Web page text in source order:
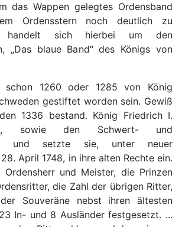
das Wappen gelegtes Ordensband
Ordensstern noch deutlich zu
handelt sich hierbei um den
„Das blaue Band“ des Königs von
schon 1260 oder 1285 von König
gestiftet worden sein. Gewiß
1336 bestand. König Friedrich I.
sowie den Schwert- und
und setzte sie, unter neuer
April 1748, in ihre alten Rechte ein.
und Meister, die Prinzen
die Zahl der übrigen Ritter,
Souveräne nebst ihren ältesten
In- und 8 Ausländer festgesetzt. ...